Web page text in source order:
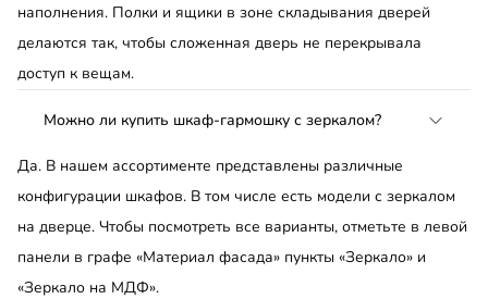
наполнения. Полки и ящики в зоне складывания дверей
делаются так, чтобы сложенная дверь не перекрывала
доступ к вещам.
Можно ли купить шкаф-гармошку с зеркалом?
Да. В нашем ассортименте представлены различные
конфигурации шкафов. В том числе есть модели с зеркалом
на дверце. Чтобы посмотреть все варианты, отметьте в левой
панели в графе «Материал фасада» пункты «Зеркало» и
«Зеркало на МДФ».